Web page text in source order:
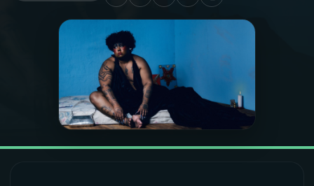
A RÁDIO
PROGRAMAÇÃO
PROGRAMAS